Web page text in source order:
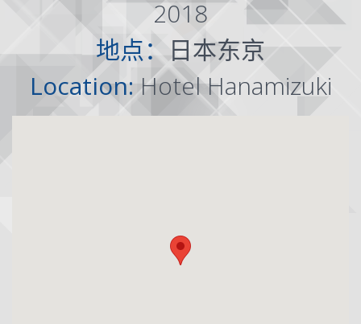
2018
地点：日本东京
Location: Hotel Hanamizuki